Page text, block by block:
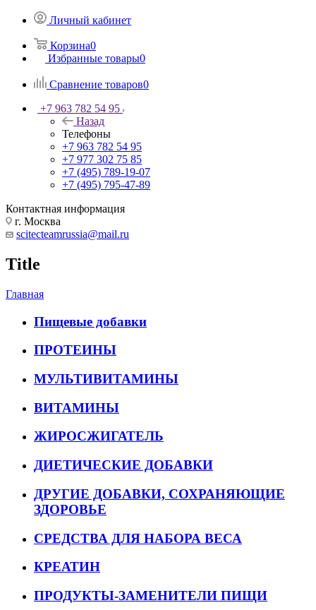
Личный кабинет
Корзина0
Избранные товары0
Сравнение товаров0
+7 963 782 54 95
Назад
Телефоны
+7 963 782 54 95
+7 977 302 75 85
+7 (495) 789-19-07
+7 (495) 795-47-89
Контактная информация
г. Москва
scitecteamrussia@mail.ru
Title
Главная
Пищевые добавки
ПРОТЕИНЫ
МУЛЬТИВИТАМИНЫ
ВИТАМИНЫ
ЖИРОСЖИГАТЕЛЬ
ДИЕТИЧЕСКИЕ ДОБАВКИ
ДРУГИЕ ДОБАВКИ, СОХРАНЯЮЩИЕ
ЗДОРОВЬЕ
СРЕДСТВА ДЛЯ НАБОРА ВЕСА
КРЕАТИН
ПРОДУКТЫ-ЗАМЕНИТЕЛИ ПИЩИ